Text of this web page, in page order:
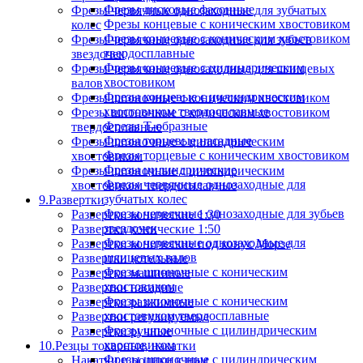
Фрезы червячные однозаходные для зубчатых
колес
Фрезы червячные однозаходные для зубьев
звездочек
Фрезы червячные однозаходные для шлицевых
валов
Фрезы шпоночные с коническим хвостовиком
Фрезы шпоночные с коническим хвостовиком
твердосплавные
Фрезы шпоночные с цилиндрическим
хвостовиком
Фрезы шпоночные с цилиндрическим
хвостовиком твердосплавные
9.Развертки
Развертки конические 1:30
Развертки конические 1:50
Развертки конические под конус Морзе
Развертки котельные
Развертки машинные
Развертки насадные
Развертки разжимные
Развертки регулируемые
Развертки ручные
10.Резцы токарные, накатки
Накатки и ролики к ним
Фрезы дисковые фасонные
Фрезы концевые с коническим хвостовиком
Фрезы концевые с коническим хвостовиком
твердосплавные
Фрезы концевые с цилиндрическим
хвостовиком
Фрезы концевые с цилиндрическим
хвостовиком твердосплавные
Фрезы Т-образные
Фрезы торцевые насадные
Фрезы торцевые с коническим хвостовиком
Фрезы цилиндрические
Фрезы червячные однозаходные для
зубчатых колес
Фрезы червячные однозаходные для зубьев
звездочек
Фрезы червячные однозаходные для
шлицевых валов
Фрезы шпоночные с коническим
хвостовиком
Фрезы шпоночные с коническим
хвостовиком твердосплавные
Фрезы шпоночные с цилиндрическим
хвостовиком
Фрезы шпоночные с цилиндрическим